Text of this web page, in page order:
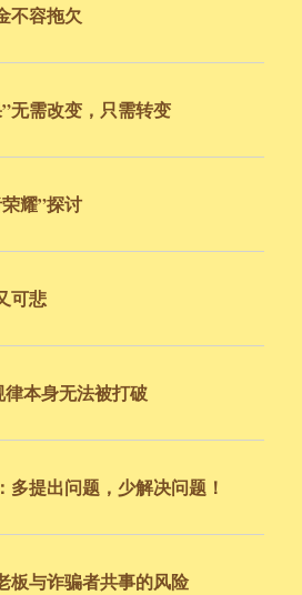
不容拖欠
无需改变，只需转变
耀”探讨
可悲
律本身无法被打破
多提出问题，少解决问题！
板与诈骗者共事的风险